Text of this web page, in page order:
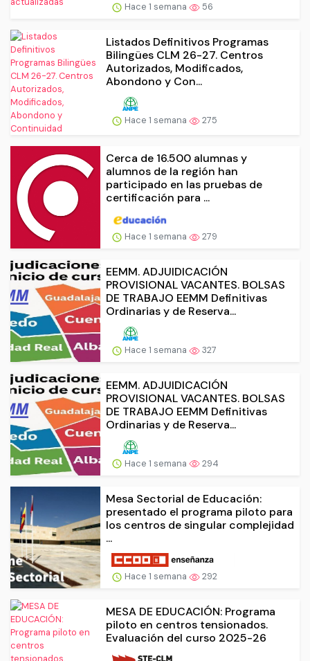
Hace 1 semana 56
Listados Definitivos Programas
Bilingües CLM 26-27. Centros
Autorizados, Modificados,
Abondono y Con...
Hace 1 semana 275
Cerca de 16.500 alumnas y
alumnos de la región han
participado en las pruebas de
certificación para ...
Hace 1 semana 279
EEMM. ADJUIDICACIÓN
PROVISIONAL VACANTES. BOLSAS
DE TRABAJO EEMM Definitivas
Ordinarias y de Reserva...
Hace 1 semana 327
EEMM. ADJUIDICACIÓN
PROVISIONAL VACANTES. BOLSAS
DE TRABAJO EEMM Definitivas
Ordinarias y de Reserva...
Hace 1 semana 294
Mesa Sectorial de Educación:
presentado el programa piloto para
los centros de singular complejidad
...
Hace 1 semana 292
MESA DE EDUCACIÓN: Programa
piloto en centros tensionados.
Evaluación del curso 2025-26